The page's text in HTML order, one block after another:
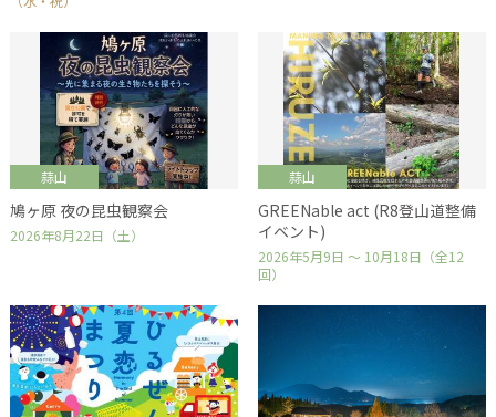
蒜山
鳩ヶ原 夜の昆虫観察会
2026年8月22日（土）
蒜山
GREENable act (R8登山道整備
イベント)
2026年5月9日 ～ 10月18日（全12
回）